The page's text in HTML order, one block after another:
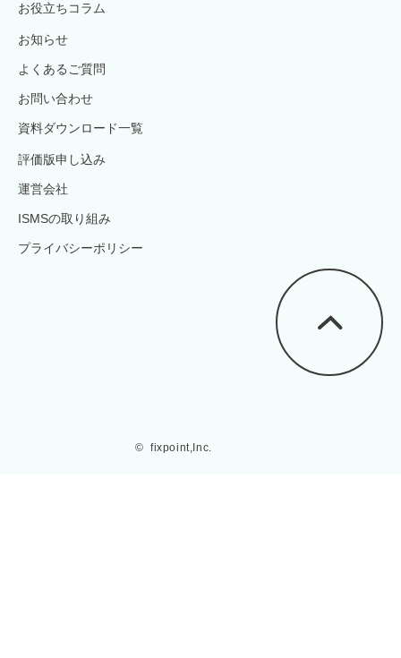
お役立ちコラム
お知らせ
よくあるご質問
お問い合わせ
資料ダウンロード一覧
評価版申し込み
運営会社
ISMSの取り組み
プライバシーポリシー
©  fixpoint,Inc.